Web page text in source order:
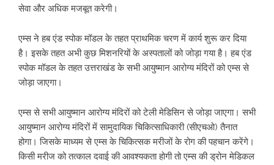
सेवा और अधिक मजबूत करेगी।
एम्स ने हब एंड स्पोक मॉडल के तहत प्राथमिक चरण में कार्य शुरू कर दिया
है। इसके तहत अभी कुछ मिशनरियों के अस्पतालों को जोड़ा गया है। हब एंड
स्पोक मॉडल के तहत उत्तराखंड के सभी आयुष्मान आरोग्य मंदिरों को एम्स से
जोड़ा जाएगा।
एम्स से सभी आयुष्मान आरोग्य मंदिरों को टेली मेडिसिन से जोड़ा जाएगा। सभी
आयुष्मान आरोग्य मंदिरों में सामुदायिक चिकित्साधिकारी (सीएचओ) तैनात
होगा। जिसके माध्यम से एम्स के चिकित्सक मरीजों के रोग की पहचान करेंगे।
किसी मरीज को तत्काल दवाई की आवश्यकता होगी तो एम्स की ड्रोन मेडिकल